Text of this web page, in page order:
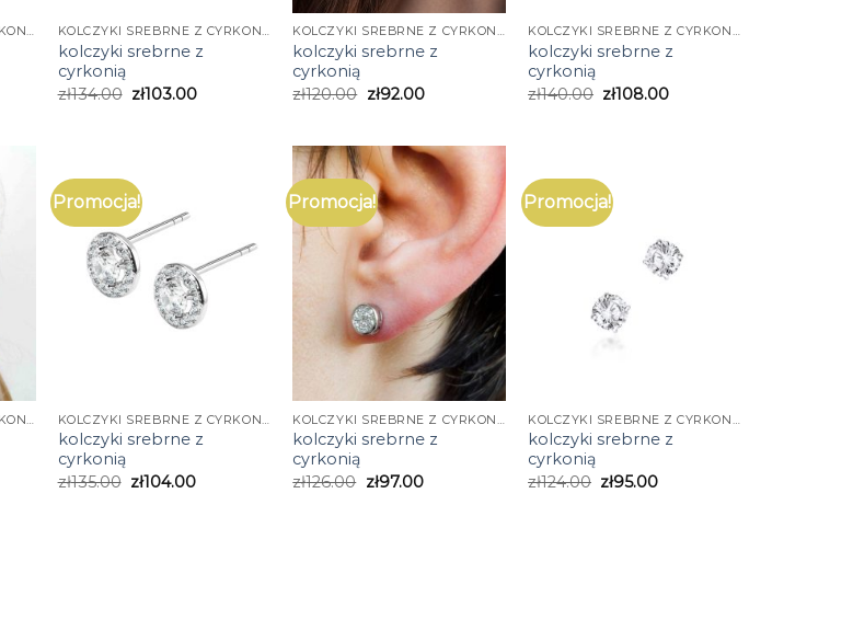
KOLCZYKI SREBRNE Z CYRKONIĄ KOLCZYKI SREBRNE Z CYRKONIĄ
kolczyki srebrne z
cyrkonią
zł134.00 zł103.00
KOLCZYKI SREBRNE Z CYRKONIĄ
kolczyki srebrne z
cyrkonią
zł120.00 zł92.00
KOLCZYKI SREBRNE Z CYRKONIĄ
kolczyki srebrne z
cyrkonią
zł140.00 zł108.00
Promocja!
kolczyki srebrne z
cyrkonią
zł135.00 zł104.00
Promocja!
kolczyki srebrne z
cyrkonią
zł126.00 zł97.00
Promocja!
kolczyki srebrne z
cyrkonią
zł124.00 zł95.00